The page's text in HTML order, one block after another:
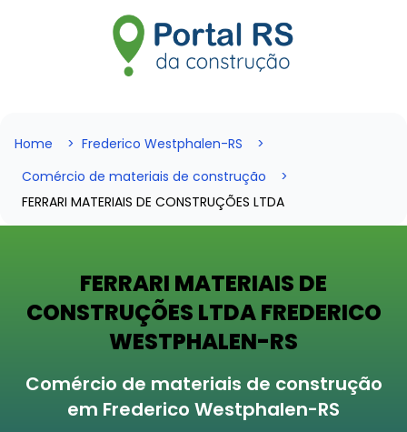
Home
Frederico Westphalen-RS
Comércio de materiais de construção
FERRARI MATERIAIS DE CONSTRUÇÕES LTDA
FERRARI MATERIAIS DE
CONSTRUÇÕES LTDA FREDERICO
WESTPHALEN-RS
Comércio de materiais de construção
em Frederico Westphalen-RS